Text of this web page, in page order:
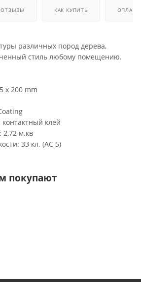
ОТЗЫВЫ КАК КУПИТЬ ОПЛАТА
различных пород дерева,
стиль любому помещению.
x 200 mm
клей
2,72 м.кв
33 кл. (АС 5)
покупают